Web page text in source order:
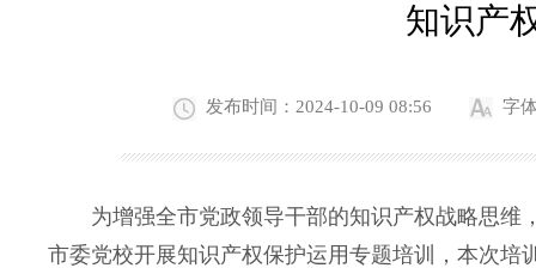
知识产
发布时间：2024-10-09 08:56 字
为增强全市党政领导干部的知识产权战略思维
市委党校开展知识产权保护运用专题培训，本次